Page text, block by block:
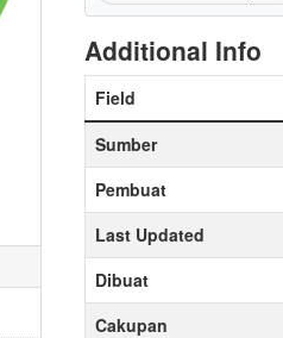
Additional Info
Field
Sumber
Pembuat
Last Updated
Dibuat
Cakupan